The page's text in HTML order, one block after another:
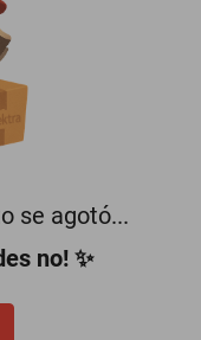
se agotó...
no! ✨